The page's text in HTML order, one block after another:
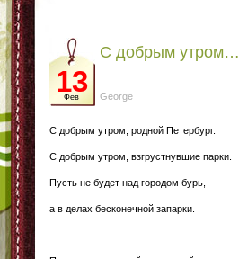
13
Фев
С добрым утром…
George
С добрым утром, родной Петербург.
С добрым утром, взгрустнувшие парки.
Пусть не будет над городом бурь,
а в делах бесконечной запарки.